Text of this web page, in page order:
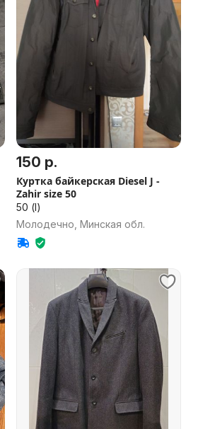
150 р.
Куртка байкерская Diesel J -
Zahir size 50
50 (l)
Молодечно, Минская обл.